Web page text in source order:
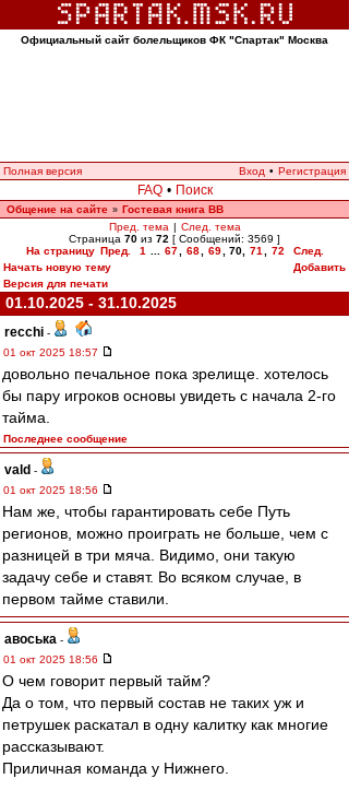
Официальный сайт болельщиков ФК "Спартак" Москва
Полная версия Вход • Регистрация
FAQ • Поиск
Общение на сайте » Гостевая книга ВВ
Пред. тема | След. тема
Страница 70 из 72 [ Сообщений: 3569 ]
На страницу Пред. 1 67 68 69 70, 71 72
След.
Начать новую тему
Добавить
Версия для печати
01.10.2025 - 31.10.2025
recchi -
01 окт 2025 18:57
довольно печальное пока зрелище. хотелось
бы пару игроков основы увидеть с начала 2-го
тайма.
Последнее сообщение
vald -
01 окт 2025 18:56
Нам же, чтобы гарантировать себе Путь
регионов, можно проиграть не больше, чем с
разницей в три мяча. Видимо, они такую
задачу себе и ставят. Во всяком случае, в
первом тайме ставили.
авоська -
01 окт 2025 18:56
О чем говорит первый тайм?
Да о том, что первый состав не таких уж и
петрушек раскатал в одну калитку как многие
рассказывают.
Приличная команда у Нижнего.